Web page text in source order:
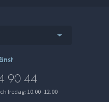
90 44
fredag: 10.00–12.00